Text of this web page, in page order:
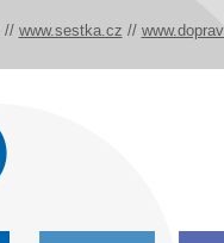
// www.sestka.cz //